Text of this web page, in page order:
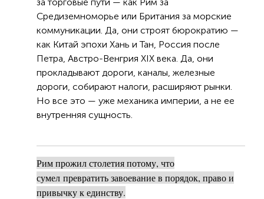
Средиземноморье или Британия за морские
коммуникации. Да, они строят бюрократию —
как Китай эпохи Хань и Тан, Россия после
Петра, Австро-Венгрия XIX века. Да, они
прокладывают дороги, каналы, железные
дороги, собирают налоги, расширяют рынки.
Но все это — уже механика империи, а не ее
внутренняя сущность.
Рим прожил столетия потому, что
сумел превратить завоевание в порядок, право и
привычку к единству.